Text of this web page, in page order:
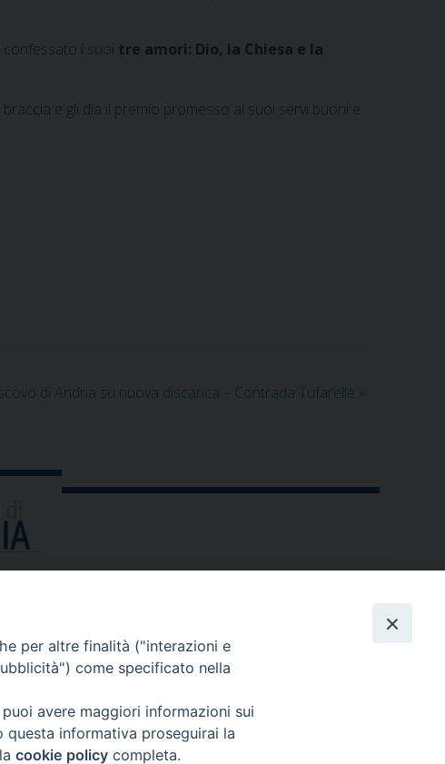
i suoi tre amori: Dio, la Chiesa e la
e gli dia il premio promesso ai suoi servi buoni e
di Andria su nuova discarica – Contrada Tufarelle »
per altre finalità ("interazioni e
come specificato nella
avere maggiori informazioni sui
informativa proseguirai la
cookie policy completa.